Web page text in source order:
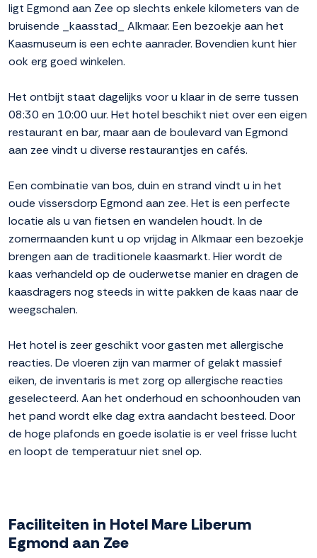
ligt Egmond aan Zee op slechts enkele kilometers van de
bruisende _kaasstad_ Alkmaar. Een bezoekje aan het
Kaasmuseum is een echte aanrader. Bovendien kunt hier
ook erg goed winkelen.
Het ontbijt staat dagelijks voor u klaar in de serre tussen
08:30 en 10:00 uur. Het hotel beschikt niet over een eigen
restaurant en bar, maar aan de boulevard van Egmond
aan zee vindt u diverse restaurantjes en cafés.
Een combinatie van bos, duin en strand vindt u in het
oude vissersdorp Egmond aan zee. Het is een perfecte
locatie als u van fietsen en wandelen houdt. In de
zomermaanden kunt u op vrijdag in Alkmaar een bezoekje
brengen aan de traditionele kaasmarkt. Hier wordt de
kaas verhandeld op de ouderwetse manier en dragen de
kaasdragers nog steeds in witte pakken de kaas naar de
weegschalen.
Het hotel is zeer geschikt voor gasten met allergische
reacties. De vloeren zijn van marmer of gelakt massief
eiken, de inventaris is met zorg op allergische reacties
geselecteerd. Aan het onderhoud en schoonhouden van
het pand wordt elke dag extra aandacht besteed. Door
de hoge plafonds en goede isolatie is er veel frisse lucht
en loopt de temperatuur niet snel op.
Faciliteiten in Hotel Mare Liberum
Egmond aan Zee